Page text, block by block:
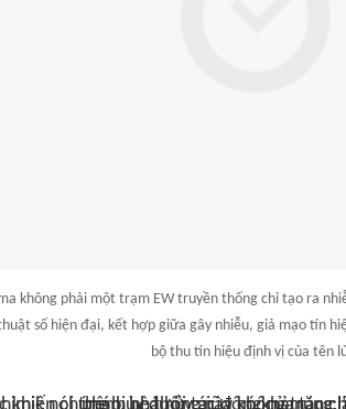
không phải một trạm EW truyền thống chỉ tạo ra
số hiện đại, kết hợp giữa gây nhiễu, giả mạo tín
bộ thu tín hiệu định vị của tên